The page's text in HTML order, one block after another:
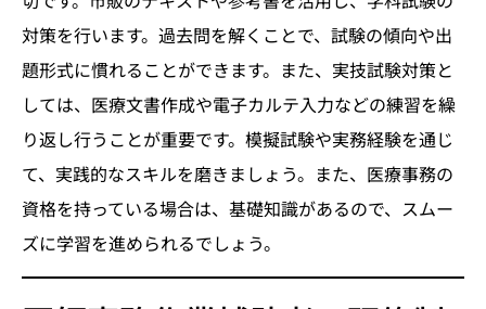
対策を行います。過去問を解くことで、試験の傾向や出
題形式に慣れることができます。また、実技試験対策と
しては、医療文書作成や電子カルテ入力などの練習を繰
り返し行うことが重要です。模擬試験や実務経験を通じ
て、実践的なスキルを磨きましょう。また、医療事務の
資格を持っている場合は、基礎知識があるので、スムー
ズに学習を進められるでしょう。